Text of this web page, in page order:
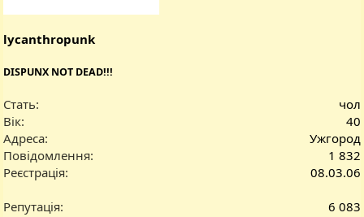
lycanthropunk
DISPUNX NOT DEAD!!!
Стать
чол
Вік
40
Адреса
Ужгород
Повідомлення
1 832
Реєстрація
08.03.06
Репутація 6 083